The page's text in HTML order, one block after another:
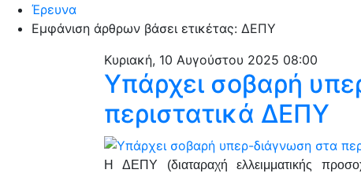
Έρευνα
Εμφάνιση άρθρων βάσει ετικέτας: ΔΕΠΥ
Κυριακή, 10 Αυγούστου 2025 08:00
Υπάρχει σοβαρή
περιστατικά ΔΕΠΥ
Η ΔΕΠΥ (διαταραχή ελλειμματικής